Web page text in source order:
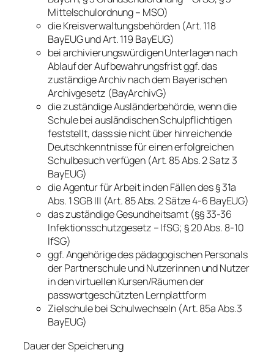
Mittelschulordnung – MSO)
die Kreisverwaltungsbehörden (Art. 118
BayEUG und Art. 119 BayEUG)
bei archivierungswürdigen Unterlagen nach
Ablauf der Aufbewahrungsfrist ggf. das
zuständige Archiv nach dem Bayerischen
Archivgesetz (BayArchivG)
die zuständige Ausländerbehörde, wenn die
Schule bei ausländischen Schulpflichtigen
feststellt, dass sie nicht über hinreichende
Deutschkenntnisse für einen erfolgreichen
Schulbesuch verfügen (Art. 85 Abs. 2 Satz 3
BayEUG)
die Agentur für Arbeit in den Fällen des § 31a
Abs. 1 SGB III (Art. 85 Abs. 2 Sätze 4-6 BayEUG)
das zuständige Gesundheitsamt (§§ 33-36
Infektionsschutzgesetz – IfSG; § 20 Abs. 8-10
IfSG)
ggf. Angehörige des pädagogischen Personals
der Partnerschule und Nutzerinnen und Nutzer
in den virtuellen Kursen/Räumen der
passwortgeschützten Lernplattform
Zielschule bei Schulwechseln (Art. 85a Abs.3
BayEUG)
Dauer der Speicherung